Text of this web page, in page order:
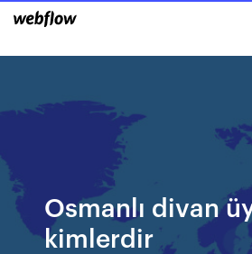
Osmanlı divan
kimlerdir